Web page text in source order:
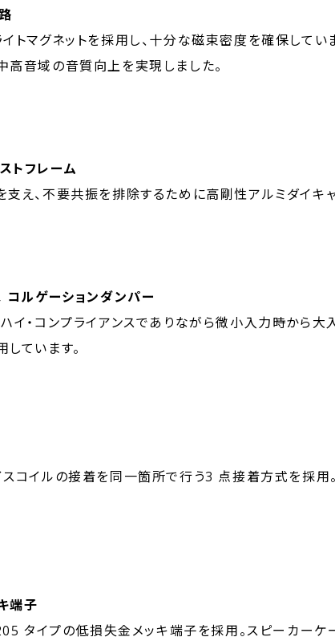
トマグネットを採用し、十分な磁束密度を確保して
高音域の音質向上を実現しました。
トフレーム
え、不要共振を排除するために高剛性アルミダイキ
コルゲーションダンパー
ハイ・コンプライアンスでありながら微小入力時から
ています。
スコイルの接着を同一箇所で行う3 点接着方式を採用
端子
タイプの低損失金メッキ端子を採用。スピーカーケ